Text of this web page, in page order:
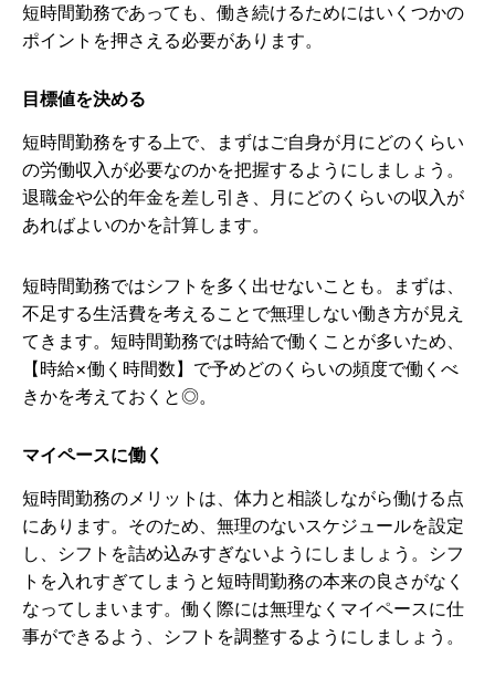
短時間勤務であっても、働き続けるためにはいくつかの
ポイントを押さえる必要があります。
目標値を決める
短時間勤務をする上で、まずはご自身が月にどのくらい
の労働収入が必要なのかを把握するようにしましょう。
退職金や公的年金を差し引き、月にどのくらいの収入が
あればよいのかを計算します。
短時間勤務ではシフトを多く出せないことも。まずは、
不足する生活費を考えることで無理しない働き方が見え
てきます。短時間勤務では時給で働くことが多いため、
【時給×働く時間数】で予めどのくらいの頻度で働くべ
きかを考えておくと◎。
マイペースに働く
短時間勤務のメリットは、体力と相談しながら働ける点
にあります。そのため、無理のないスケジュールを設定
し、シフトを詰め込みすぎないようにしましょう。シフ
トを入れすぎてしまうと短時間勤務の本来の良さがなく
なってしまいます。働く際には無理なくマイペースに仕
事ができるよう、シフトを調整するようにしましょう。